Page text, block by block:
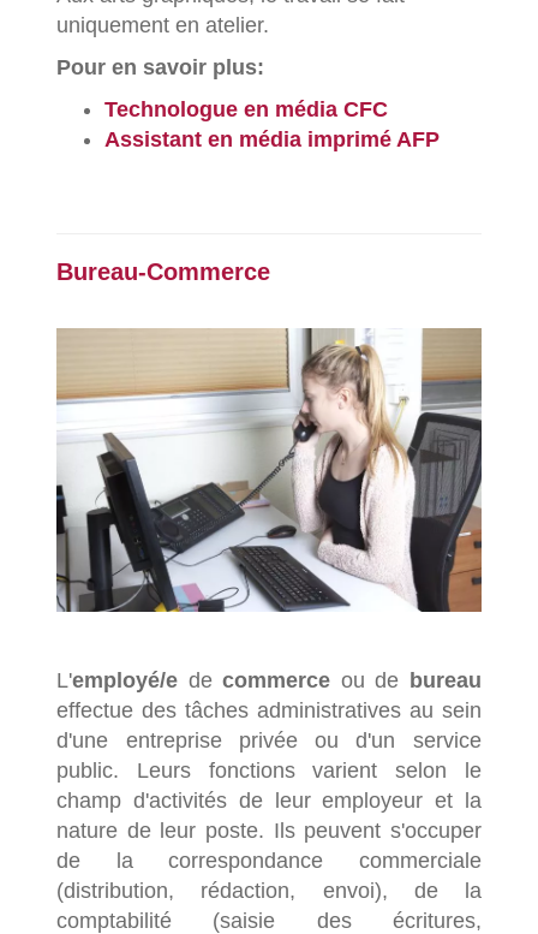
uniquement en atelier.
Pour en savoir plus:
Technologue en média CFC
Assistant en média imprimé AFP
Bureau-Commerce
L'employé/e decommerce ou de bureau
effectue des tâches administratives au sein
d'une entreprise privée ou d'un service
public. Leurs fonctions varient selon le
champ d'activités de leur employeur et la
nature de leur poste. Ils peuvent s'occuper
de la correspondance commerciale
(distribution, rédaction, envoi), de la
comptabilité (saisie des écritures,